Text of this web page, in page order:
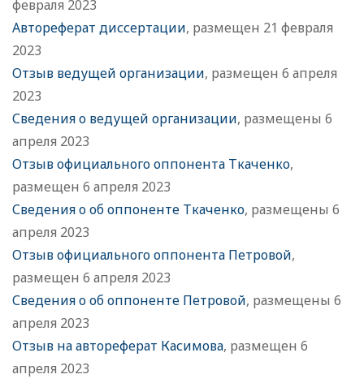
февраля 2023
Автореферат диссертации, размещен 21 февраля
2023
Отзыв ведущей организации, размещен 6 апреля
2023
Сведения о ведущей организации, размещены 6
апреля 2023
Отзыв официального оппонента Ткаченко,
размещен 6 апреля 2023
Сведения о об оппоненте Ткаченко, размещены 6
апреля 2023
Отзыв официального оппонента Петровой,
размещен 6 апреля 2023
Сведения о об оппоненте Петровой, размещены 6
апреля 2023
Отзыв на автореферат Касимова, размещен 6
апреля 2023